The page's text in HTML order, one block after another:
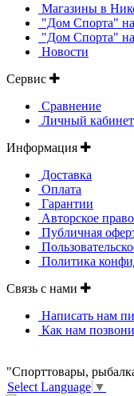
Магазины в
"Дом Спорта"
"Дом Спорта"
Новости
Сервис
Сравнение
Личный кабинет
Информация
Доставка
Оплата
Гарантии
Авторское право
Публичная
Политика
Связь с нами
Написать нам
Как нам
"Спорттовары,
Select Language ▼